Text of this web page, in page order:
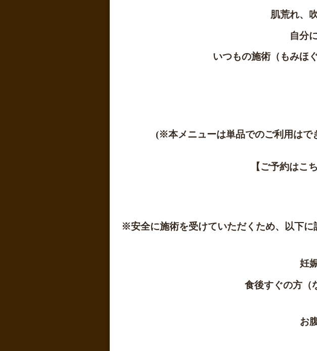
肌荒れ、
自分
いつもの施術（もみほ
(※本メニューは単品でのご利用はで
【ご予約はこ
※安全に施術を受けていただくため、以下
妊
食後すぐの方（
お